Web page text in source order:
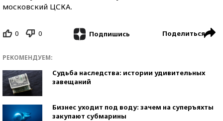
московский ЦСКА.
0 0 Подпишись Поделиться
РЕКОМЕНДУЕМ:
Судьба наследства: истории удивительных
завещаний
Бизнес уходит под воду: зачем на суперъяхты
закупают субмарины